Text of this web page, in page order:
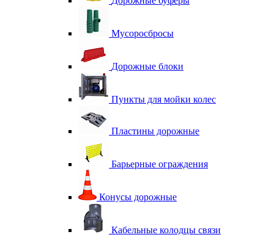
Мусоросбросы
Дорожные блоки
Пункты для мойки колес
Пластины дорожные
Барьерные ограждения
Конусы дорожные
Кабельные колодцы связи